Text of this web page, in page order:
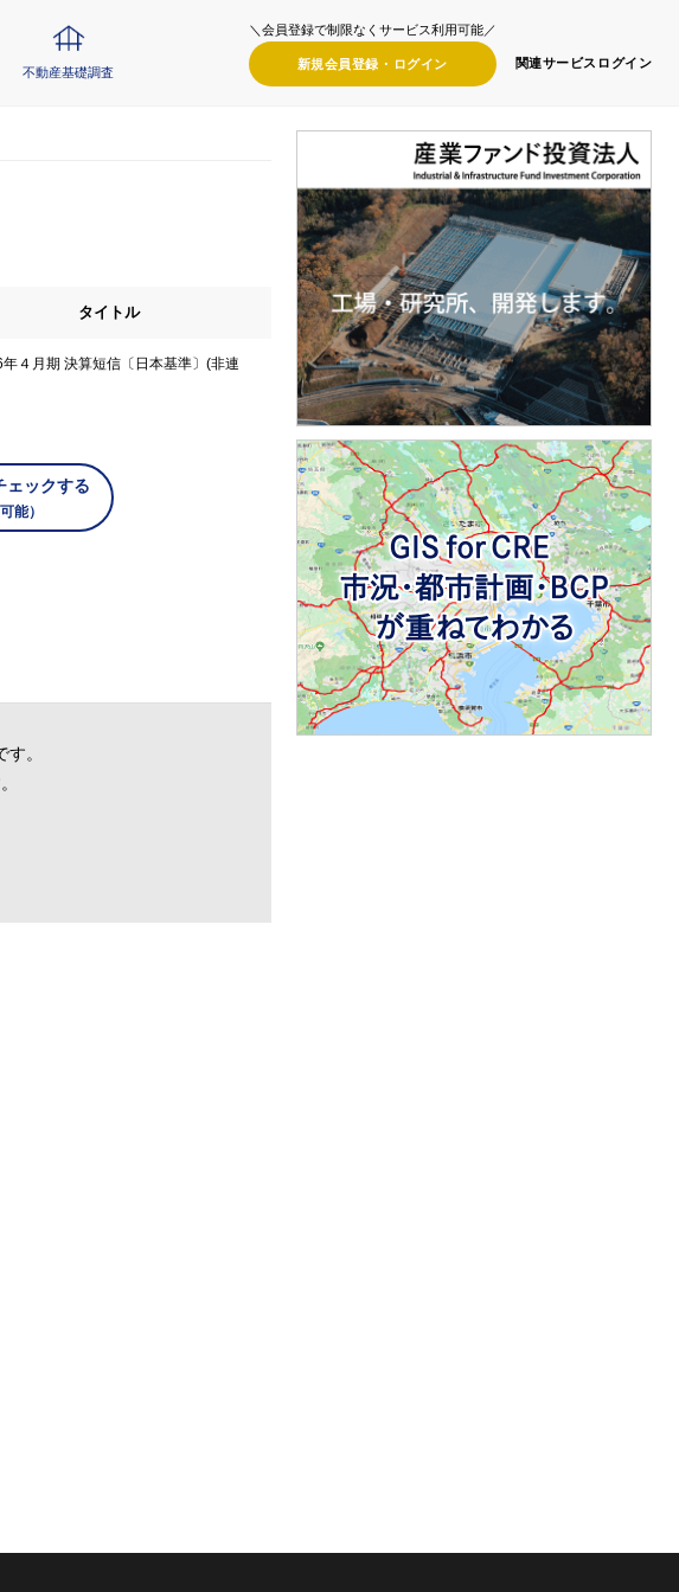
不動産基礎調査
＼会員登録で制限なくサービス利用可能／
新規会員登録・ ログイン 関連サービス ログイン
タイトル
４月期 決算短信〔日本基準〕(非連
ェックする
能）
。